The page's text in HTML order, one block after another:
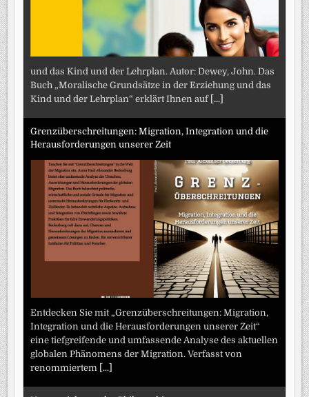
und das Kind und der Lehrplan. Autor: Dewey, John. Das
Buch „Moralische Grundsätze in der Erziehung und das
Kind und der Lehrplan“ erklärt Ihnen auf [...]
Grenzüberschreitungen: Migration, Integration und die
Herausforderungen unserer Zeit
Entdecken Sie mit „Grenzüberschreitungen: Migration,
Integration und die Herausforderungen unserer Zeit“
eine tiefgreifende und umfassende Analyse des aktuellen
globalen Phänomens der Migration. Verfasst von
renommiertem [...]